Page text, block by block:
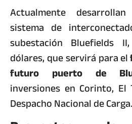
Actualmente
sistema de
subestación Bluefields
dólares, que servirá para el
futuro puerto de
inversiones en Corinto,
Despacho Nacional de Carga.